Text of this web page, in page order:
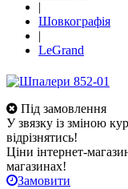
|
Шовкографія
|
LeGrand
Під замовлення
У звязку із зміною
відрізнятись!
Ціни інтернет-
магазинах!
Замовити